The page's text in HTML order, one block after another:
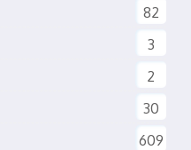
82
3
2
30
609